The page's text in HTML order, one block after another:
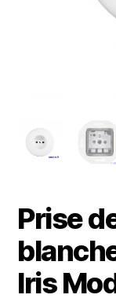
Prise
Iris